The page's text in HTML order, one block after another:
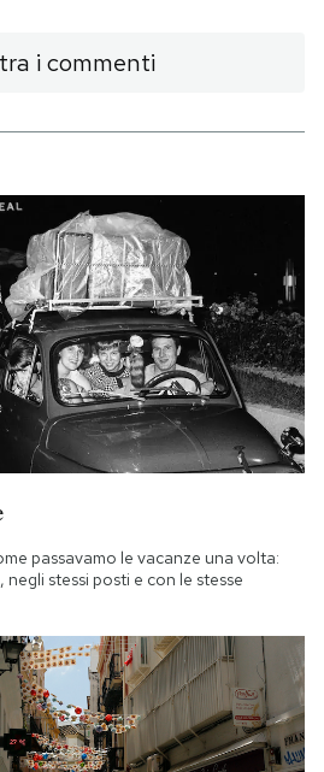
i commenti
passavamo le vacanze una volta:
stessi posti e con le stesse